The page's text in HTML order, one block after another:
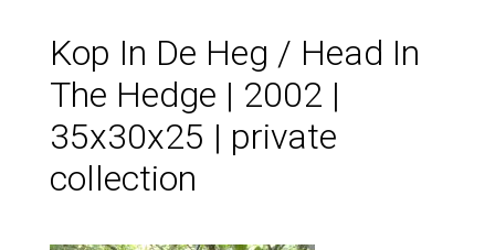
Kop In De Heg / Head In
The Hedge | 2002 |
35x30x25 | private
collection